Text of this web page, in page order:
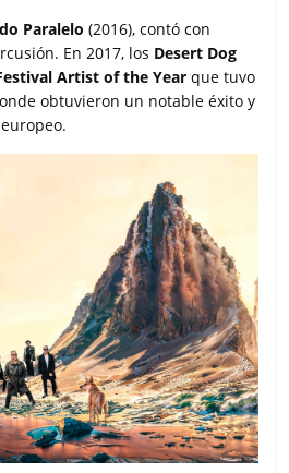
Paralelo (2016), contó con
En 2017, los Desert Dog
Artist of the Year que tuvo
obtuvieron un notable éxito y